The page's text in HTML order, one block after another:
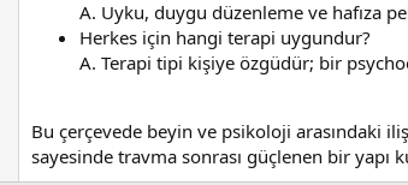
A. Uyku, duygu düzenleme ve hafıza
Herkes için hangi terapi uygundur?
A. Terapi tipi kişiye özgüdür; bir
Bu çerçevede beyin ve psikoloji arasındaki
sayesinde travma sonrası güçlenen bir